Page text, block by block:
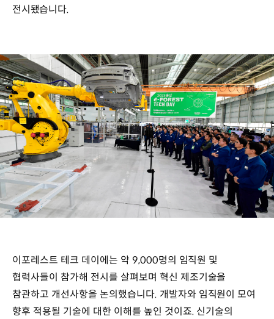
전시됐습니다.
이포레스트 테크 데이에는 약 9,000명의 임직원 및
협력사들이 참가해 전시를 살펴보며 혁신 제조기술을
참관하고 개선사항을 논의했습니다. 개발자와 임직원이 모여
향후 적용될 기술에 대한 이해를 높인 것이죠. 신기술의